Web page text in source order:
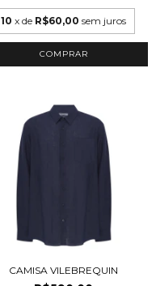
10 x de R$60,00 sem juros
COMPRAR
CAMISA VILEBREQUIN